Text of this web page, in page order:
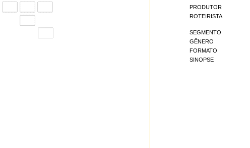
PRODUTOR
ROTEIRISTA
SEGMENTO
GÊNERO
FORMATO
SINOPSE